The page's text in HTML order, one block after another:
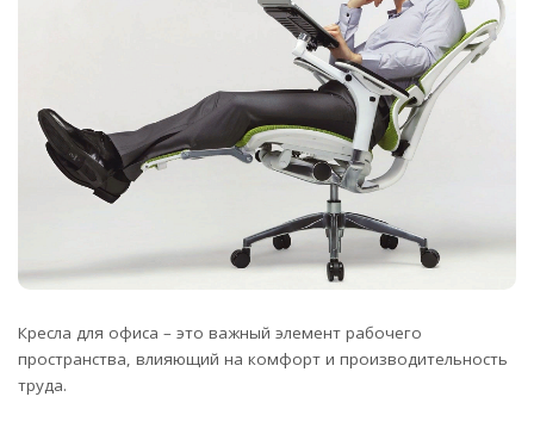
Кресла для офиса – это важный элемент рабочего
пространства, влияющий на комфорт и производительность
труда.